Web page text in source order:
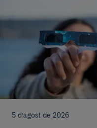
5 d’agost de 2026